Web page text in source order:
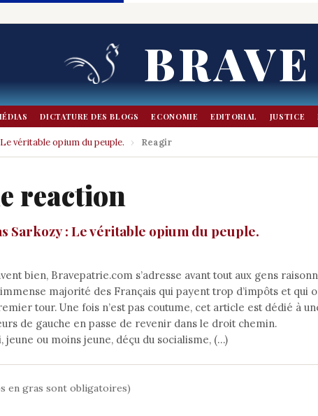
DICTATURE DES BLOGS ECONOMIE EDITORIAL JUSTICE
véritable opium du peuple. › Reagir
reaction
Sarkozy : Le véritable opium du peuple.
bien, Bravepatrie.com s’adresse avant tout aux gens
majorité des Français qui payent trop d’impôts et qui
tour. Une fois n’est pas coutume, cet article est dédié à
de gauche en passe de revenir dans le droit chemin.
jeune ou moins jeune, déçu du socialisme, (…)
en gras sont obligatoires)